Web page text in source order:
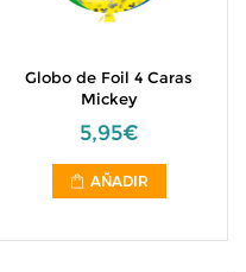
Globo de Foil 4 Caras
Mickey
5,95€
AÑADIR